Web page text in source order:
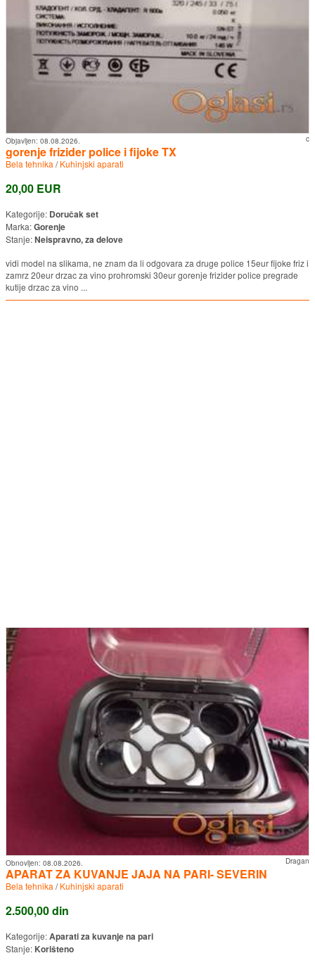
c
Objavljen: 08.08.2026.
gorenje frizider police i fijoke TX
Bela tehnika /Kuhinjski aparati
20,00 EUR
Kategorije: Doručak set
Marka:Gorenje
Stanje:Neispravno, za delove
vidi model na slikama, ne znam da li odgovara za druge police 15eur fijoke friz i
zamrz 20eur drzac za vino prohromski 30eur gorenje frizider police pregrade
kutije drzac za vino ...
Dragan
Obnovljen: 08.08.2026.
APARAT ZA KUVANJE JAJA NA PARI- SEVERIN
Bela tehnika /Kuhinjski aparati
2.500,00 din
Kategorije:Aparati za kuvanje na pari
Stanje: Korišteno